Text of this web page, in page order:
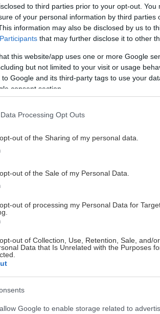
to third parties prior to your opt-out.
of your personal information by third parties
information may also be disclosed by us to
that may further disclose it to other
this website/app uses one or more Google
but not limited to your visit or usage
Google and its third-party tags to use your
consent section.
Processing Opt Outs
out of the Sharing of my personal data.
out of the Sale of my Personal Data.
out of processing my Personal Data for
out of Collection, Use, Retention, Sale, and/
Data that Is Unrelated with the Purposes
Google to enable storage related to